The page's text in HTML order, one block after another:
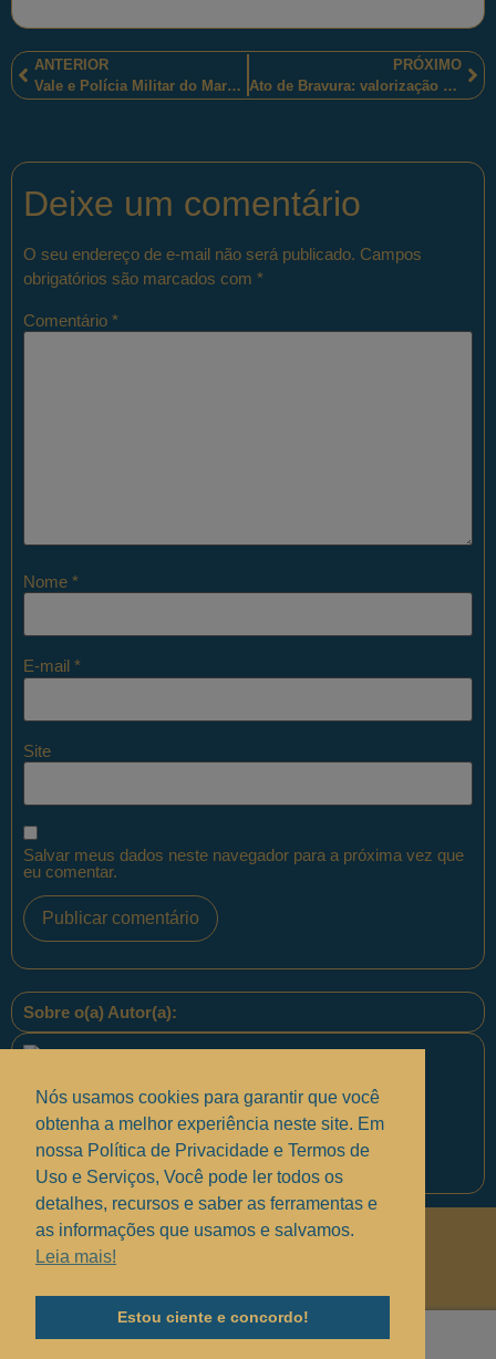
ANTERIOR
Vale e Polícia Militar do Maranhão são parceiras no programa de Equoterapia!
PRÓXIMO
Ato de Bravura: valorização de profissionais!
Deixe um comentário
O seu endereço de e-mail não será publicado. Campos
obrigatórios são marcados com *
Comentário *
Nome *
E-mail *
Site
Salvar meus dados neste navegador para a próxima vez que
eu comentar.
Sobre o(a) Autor(a):
Equipe PontoPM
Políticas de Privacidade.
Solucionando suas dúvidas
Nós usamos cookies para garantir que você
obtenha a melhor experiência neste site. Em
nossa Política de Privacidade e Termos de
Uso e Serviços, Você pode ler todos os
detalhes, recursos e saber as ferramentas e
as informações que usamos e salvamos.
Leia mais!
Estou ciente e concordo!